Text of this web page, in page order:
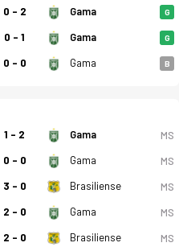
0 - 2 Gama G
0 - 1 Gama G
0 - 0 Gama B
1 - 2 Gama MS
0 - 0 Gama MS
3 - 0 Brasiliense MS
2 - 0 Gama MS
2 - 0 Brasiliense MS